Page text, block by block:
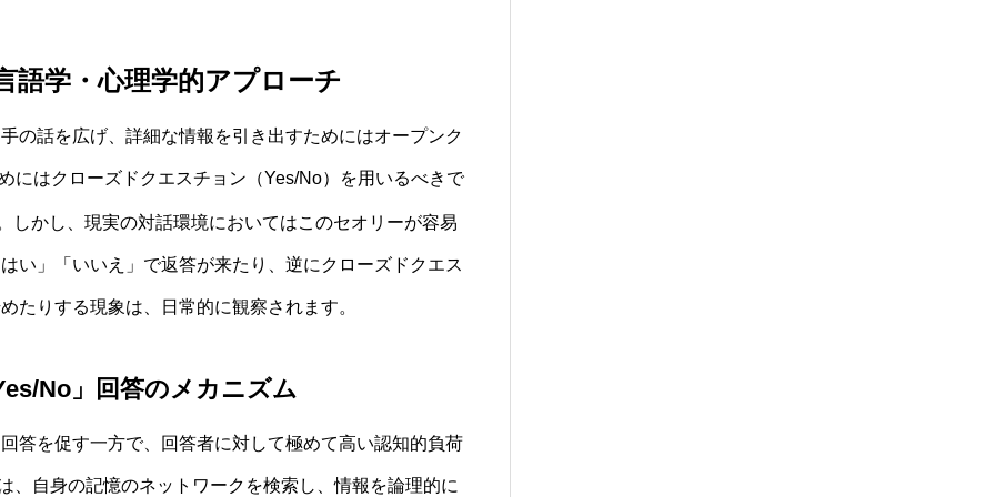
語学・心理学的アプローチ
の話を広げ、詳細な情報を引き出すためにはオープンク
にはクローズドクエスチョン（Yes/No）を用いるべきで
しかし、現実の対話環境においてはこのセオリーが容易
い」「いいえ」で返答が来たり、逆にクローズドクエス
たりする現象は、日常的に観察されます。
No」回答のメカニズム
答を促す一方で、回答者に対して極めて高い認知的負荷
自身の記憶のネットワークを検索し、情報を論理的に